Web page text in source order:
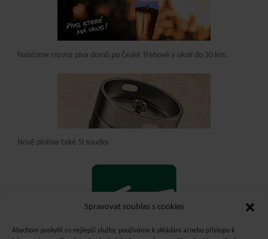
Spravovat souhlas s cookies
Abychom poskytli co nejlepší služby, používáme k ukládání a/nebo přístupu k
Nabízíme rozvoz piva domů po České Třebové a okolí do 30 km.
Nově plníme také 5l soudky.